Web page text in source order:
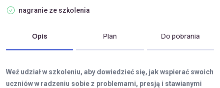
nagranie ze szkolenia
Opis Plan Do pobrania
Weź udział w szkoleniu, aby dowiedzieć się, jak wspierać swoich
uczniów w radzeniu sobie z problemami, presją i stawianymi